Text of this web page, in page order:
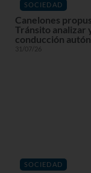
SOCIEDAD
Canelones
Tránsito analizar
conducción
31/07/26
SOCIEDAD